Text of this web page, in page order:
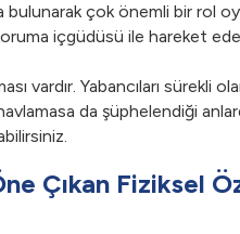
bulunarak çok önemli bir rol
içgüdüsü ile hareket
vardır. Yabancıları
da şüphelendiği
Çıkan Fiziksel